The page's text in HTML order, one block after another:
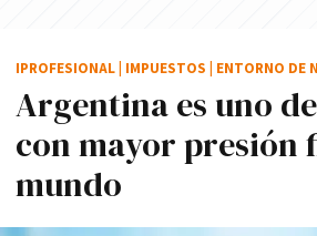
Argentina es uno
con mayor presión
mundo
IPROFESIONAL IMPUESTOS ENTORNO DE